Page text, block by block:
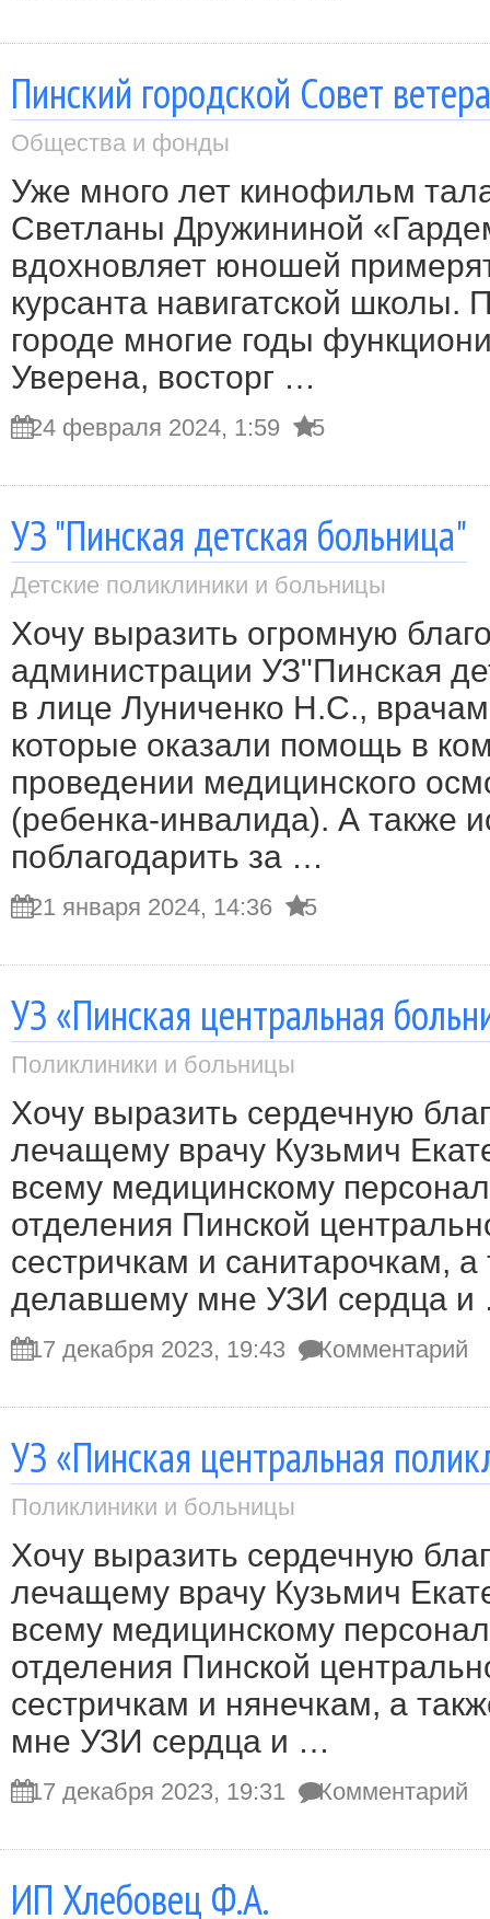
Пинский городской Совет
Общества и фонды
Уже много лет кинофильм
Светланы Дружининой
вдохновляет юношей
курсанта навигатской школы.
городе многие годы
Уверена, восторг …
24 февраля 2024, 1:59 5
УЗ "Пинская детская больница"
Детские поликлиники и больницы
Хочу выразить огромную
администрации УЗ"Пинская
в лице Луниченко Н.С.,
которые оказали помощь в
проведении медицинского
(ребенка-инвалида). А также
поблагодарить за …
21 января 2024, 14:36 5
УЗ «Пинская центральная
Поликлиники и больницы
Хочу выразить сердечную
лечащему врачу Кузьмич
всему медицинскому
отделения Пинской
сестричкам и санитарочкам, а
делавшему мне УЗИ сердца
17 декабря 2023, 19:43 Комментарий
УЗ «Пинская центральная
Поликлиники и больницы
Хочу выразить сердечную
лечащему врачу Кузьмич
всему медицинскому
отделения Пинской
сестричкам и нянечкам, а
мне УЗИ сердца и …
17 декабря 2023, 19:31 Комментарий
ИП Хлебовец Ф.А.